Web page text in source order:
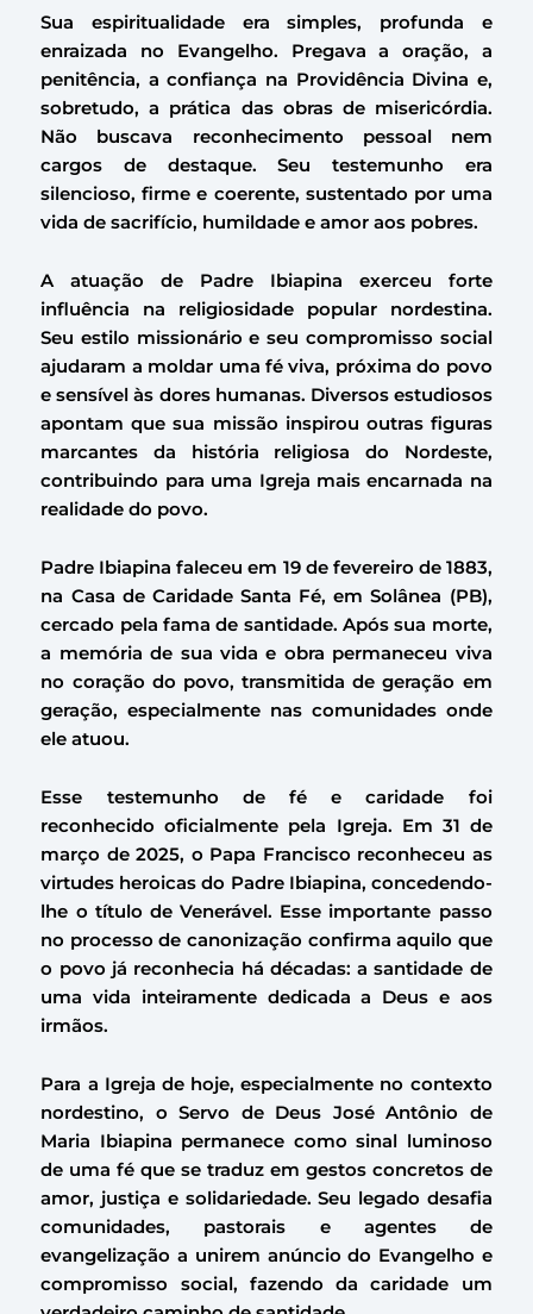
Sua espiritualidade era simples, profunda e
enraizada no Evangelho. Pregava a oração, a
penitência, a confiança na Providência Divina e,
sobretudo, a prática das obras de misericórdia.
Não buscava reconhecimento pessoal nem
cargos de destaque. Seu testemunho era
silencioso, firme e coerente, sustentado por uma
vida de sacrifício, humildade e amor aos pobres.
A atuação de Padre Ibiapina exerceu forte
influência na religiosidade popular nordestina.
Seu estilo missionário e seu compromisso social
ajudaram a moldar uma fé viva, próxima do povo
e sensível às dores humanas. Diversos estudiosos
apontam que sua missão inspirou outras figuras
marcantes da história religiosa do Nordeste,
contribuindo para uma Igreja mais encarnada na
realidade do povo.
Padre Ibiapina faleceu em 19 de fevereiro de 1883,
na Casa de Caridade Santa Fé, em Solânea (PB),
cercado pela fama de santidade. Após sua morte,
a memória de sua vida e obra permaneceu viva
no coração do povo, transmitida de geração em
geração, especialmente nas comunidades onde
ele atuou.
Esse testemunho de fé e caridade foi
reconhecido oficialmente pela Igreja. Em 31 de
março de 2025, o Papa Francisco reconheceu as
virtudes heroicas do Padre Ibiapina, concedendo-
lhe o título de Venerável. Esse importante passo
no processo de canonização confirma aquilo que
o povo já reconhecia há décadas: a santidade de
uma vida inteiramente dedicada a Deus e aos
irmãos.
Para a Igreja de hoje, especialmente no contexto
nordestino, o Servo de Deus José Antônio de
Maria Ibiapina permanece como sinal luminoso
de uma fé que se traduz em gestos concretos de
amor, justiça e solidariedade. Seu legado desafia
comunidades, pastorais e agentes de
evangelização a unirem anúncio do Evangelho e
compromisso social, fazendo da caridade um